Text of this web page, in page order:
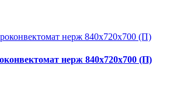
нерж 840х720х700 (П)